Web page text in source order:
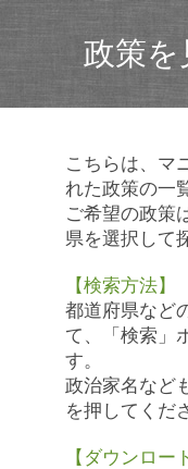
政策を
こちらは、マ
れた政策の一
ご希望の政策
県を選択して
【検索方法】
都道府県など
て、「検索」
す。
政治家名など
を押してくだ
【ダウンロー